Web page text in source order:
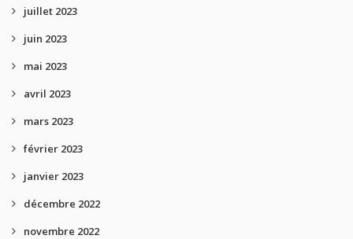
juillet 2023
juin 2023
mai 2023
avril 2023
mars 2023
février 2023
janvier 2023
décembre 2022
novembre 2022